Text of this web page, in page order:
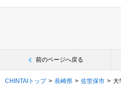
前のページへ戻る
CHINTAIトップ 長崎県 佐世保市
大